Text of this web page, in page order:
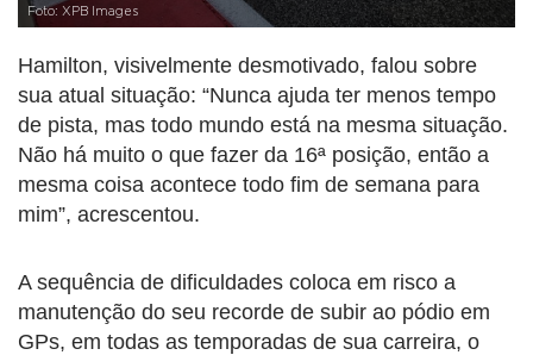
Foto: XPB Images
Hamilton, visivelmente desmotivado, falou sobre
sua atual situação: “Nunca ajuda ter menos tempo
de pista, mas todo mundo está na mesma situação.
Não há muito o que fazer da 16ª posição, então a
mesma coisa acontece todo fim de semana para
mim”, acrescentou.
A sequência de dificuldades coloca em risco a
manutenção do seu recorde de subir ao pódio em
GPs, em todas as temporadas de sua carreira, o